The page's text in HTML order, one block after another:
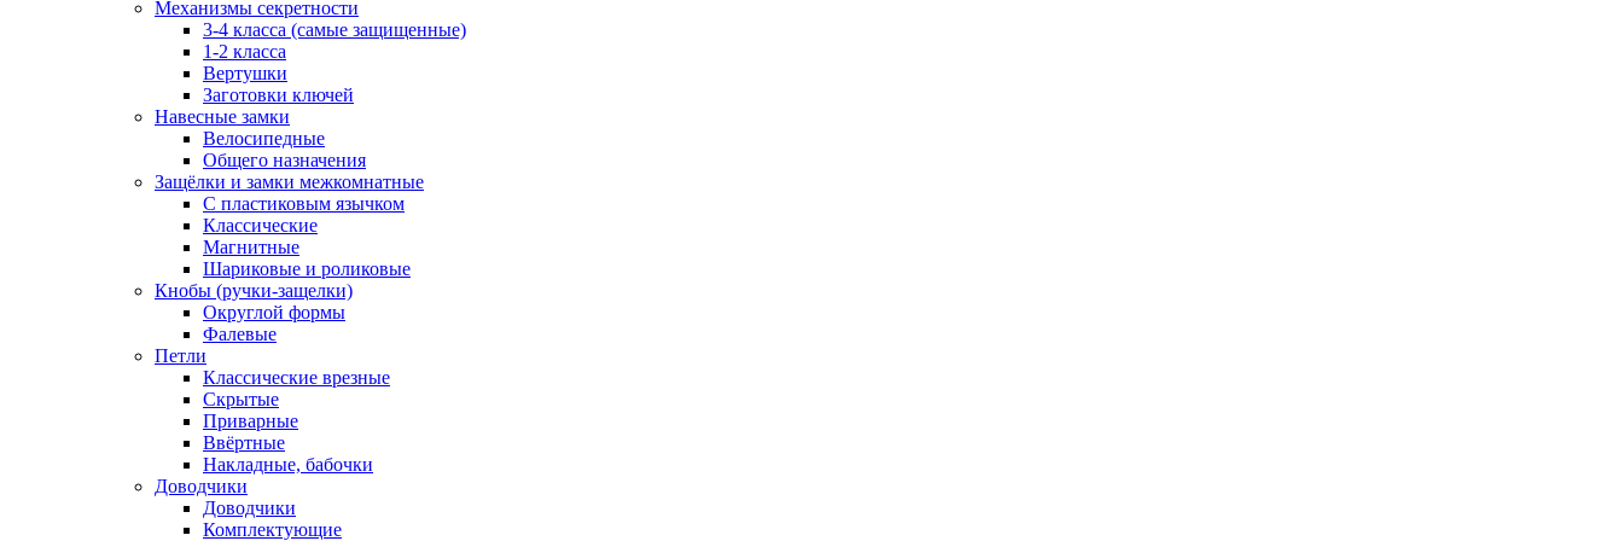
Механизмы секретности
3-4 класса (самые защищенные)
1-2 класса
Вертушки
Заготовки ключей
Навесные замки
Велосипедные
Общего назначения
Защёлки и замки межкомнатные
С пластиковым язычком
Классические
Магнитные
Шариковые и роликовые
Кнобы (ручки-защелки)
Округлой формы
Фалевые
Петли
Классические врезные
Скрытые
Приварные
Ввёртные
Накладные, бабочки
Доводчики
Доводчики
Комплектующие